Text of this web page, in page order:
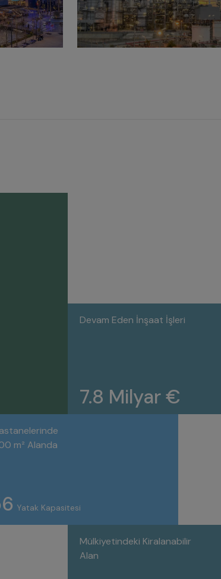
Devam Eden İnşaat İşleri
7.8 Milyar €
m² Alanda
Yatak Kapasitesi
Mülkiyetindeki Kiralanabilir
Alan